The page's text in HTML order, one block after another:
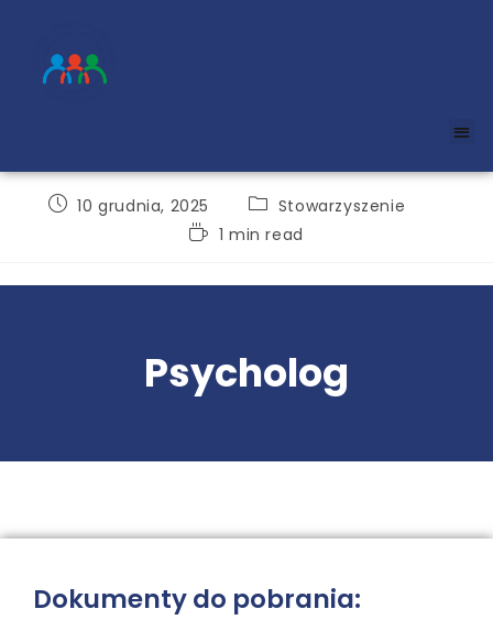
10 grudnia, 2025
Stowarzyszenie
1 min read
Psycholog
Dokumenty do pobrania: